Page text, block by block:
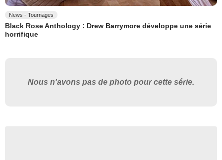
News - Tournages
Black Rose Anthology : Drew Barrymore développe une série
horrifique
Nous n'avons pas de photo pour cette série.